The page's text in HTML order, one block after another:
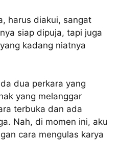
harus diakui, sangat
siap dipuja, tapi juga
kadang niatnya
dua perkara yang
yang melanggar
terbuka dan ada
Nah, di momen ini, aku
cara mengulas karya